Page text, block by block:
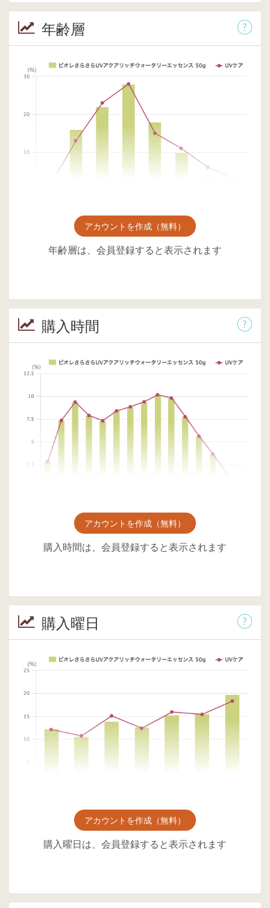
年齢層
アカウントを作成（無料）
年齢層は、会員登録すると表示されます
購入時間
アカウントを作成（無料）
購入時間は、会員登録すると表示されます
購入曜日
アカウントを作成（無料）
購入曜日は、会員登録すると表示されます